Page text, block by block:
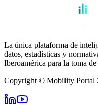
La única plataforma de
datos, estadísticas y
Iberoamérica para la toma
Copyright © Mobility Portal